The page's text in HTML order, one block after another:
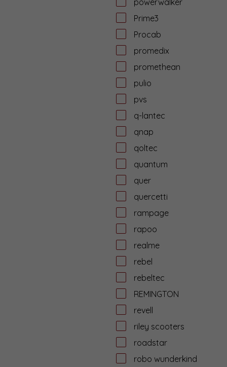
powerwalker
Prime3
Procab
promedix
promethean
pulio
pvs
q-lantec
qnap
qoltec
quantum
quer
quercetti
rampage
rapoo
realme
rebel
rebeltec
REMINGTON
revell
riley scooters
roadstar
robo wunderkind